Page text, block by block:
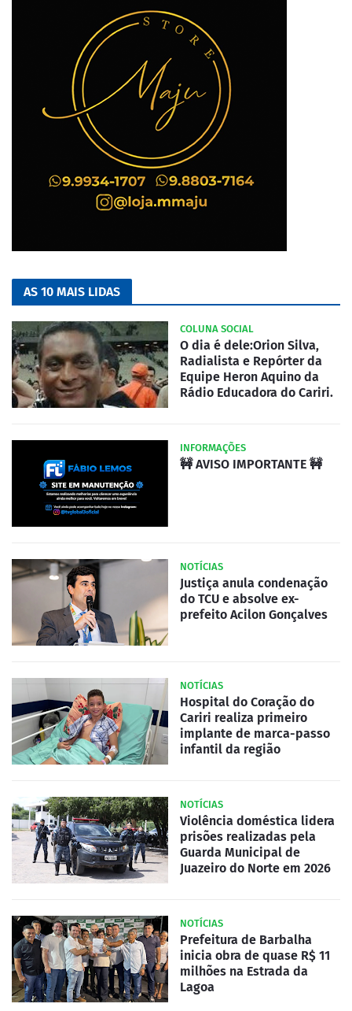
AS 10 MAIS LIDAS
COLUNA SOCIAL
O dia é dele:Orion Silva,
Radialista e Repórter da
Equipe Heron Aquino da
Rádio Educadora do Cariri.
INFORMAÇÕES
🚧 AVISO IMPORTANTE 🚧
NOTÍCIAS
Justiça anula condenação
do TCU e absolve ex-
prefeito Acilon Gonçalves
NOTÍCIAS
Hospital do Coração do
Cariri realiza primeiro
implante de marca-passo
infantil da região
NOTÍCIAS
Violência doméstica lidera
prisões realizadas pela
Guarda Municipal de
Juazeiro do Norte em 2026
NOTÍCIAS
Prefeitura de Barbalha
inicia obra de quase R$ 11
milhões na Estrada da
Lagoa